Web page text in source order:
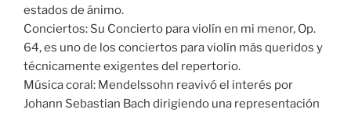
estados de ánimo.
Conciertos: Su Concierto para violín en mi menor, Op.
64, es uno de los conciertos para violín más queridos y
técnicamente exigentes del repertorio.
Música coral: Mendelssohn reavivó el interés por
Johann Sebastian Bach dirigiendo una representación